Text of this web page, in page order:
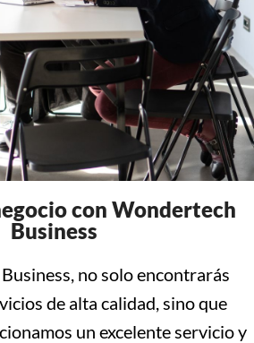
con Wondertech
Business
no solo encontrarás
de alta calidad, sino que
un excelente servicio y